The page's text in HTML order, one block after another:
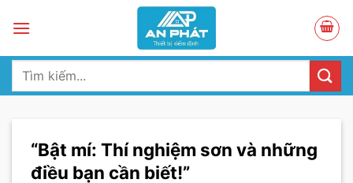
Tìm
“Bật mí: Thí nghiệm sơn và những
điều bạn cần biết!”